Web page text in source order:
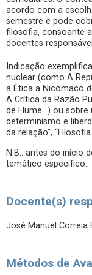
acordo com a
semestre e pode
filosofia, consoante
docentes
Indicação
nuclear (como A
a Ética a Nicómaco
A Crítica da Razão
de Hume...) ou
determinismo e
da relação”,
N.B.: antes do início
temático específico.
Docente(s)
José Manuel Correia
Métodos de